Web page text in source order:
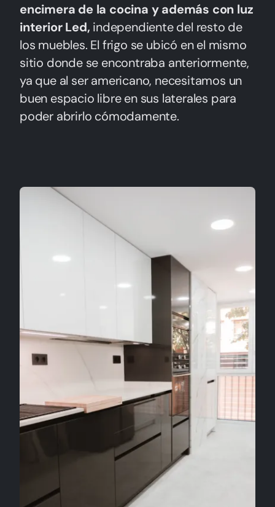
encimera de la cocina y además con luz
interior Led, independiente del resto de
los muebles. El frigo se ubicó en el mismo
sitio donde se encontraba anteriormente,
ya que al ser americano, necesitamos un
buen espacio libre en sus laterales para
poder abrirlo cómodamente.